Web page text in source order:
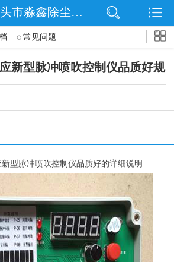
网站首页
公司动态
泊头市淼鑫除尘配件销售处
常见问题
新型脉冲喷吹控制仪品质好规
型脉冲喷吹控制仪品质好的详细说明